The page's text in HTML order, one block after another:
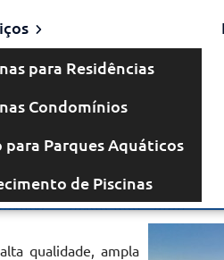
para Residências
Condomínios
para Parques Aquáticos
de Piscinas
Solicite um
qualidade, ampla